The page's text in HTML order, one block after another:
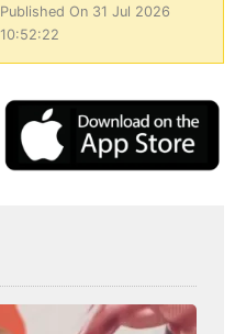
Published On 31 Jul 2026
10:52:22